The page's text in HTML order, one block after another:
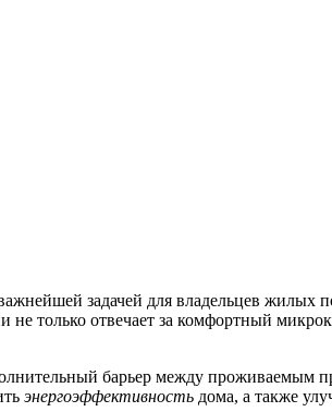
задачей для владельцев
не только отвечает за комфортный
барьер между проживаемым
энергоэффективность дома, а также